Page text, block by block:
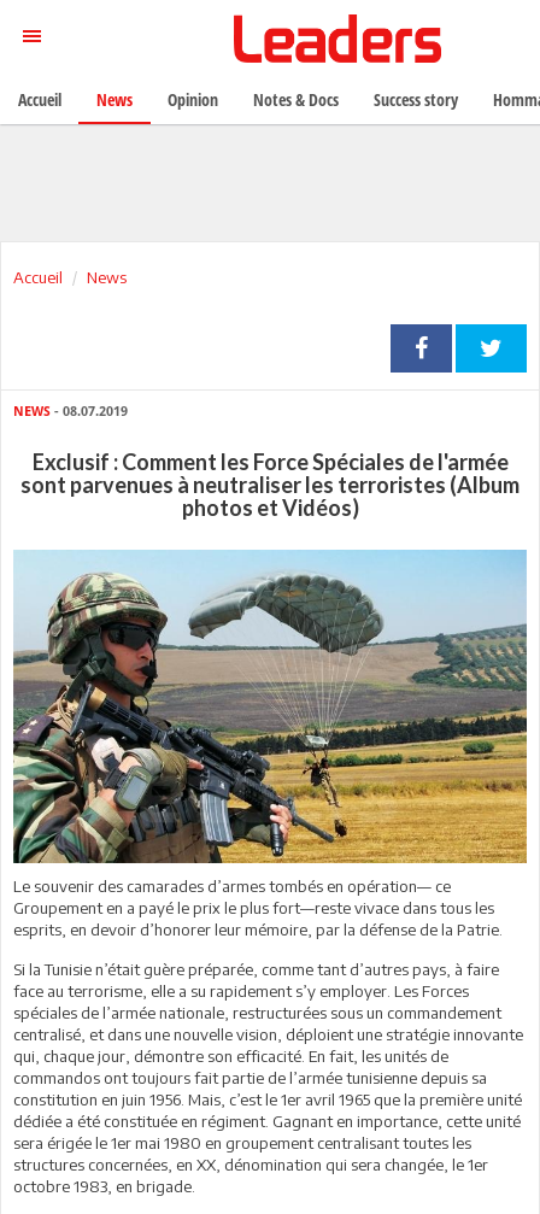
Accueil News
NEWS - 08.07.2019
Exclusif : Comment les Force Spéciales de l'armée
sont parvenues à neutraliser les terroristes (Album
photos et Vidéos)
Le souvenir des camarades d’armes tombés en opération— ce
Groupement en a payé le prix le plus fort—reste vivace dans tous les
esprits, en devoir d’honorer leur mémoire, par la défense de la Patrie.
Si la Tunisie n’était guère préparée, comme tant d’autres pays, à faire
face au terrorisme, elle a su rapidement s’y employer. Les Forces
spéciales de l’armée nationale, restructurées sous un commandement
centralisé, et dans une nouvelle vision, déploient une stratégie innovante
qui, chaque jour, démontre son efficacité. En fait, les unités de
commandos ont toujours fait partie de l’armée tunisienne depuis sa
constitution en juin 1956. Mais, c’est le 1er avril 1965 que la première unité
dédiée a été constituée en régiment. Gagnant en importance, cette unité
sera érigée le 1er mai 1980 en groupement centralisant toutes les
structures concernées, en XX, dénomination qui sera changée, le 1er
octobre 1983, en brigade.
Accueil News Opinion Notes & Docs Success story